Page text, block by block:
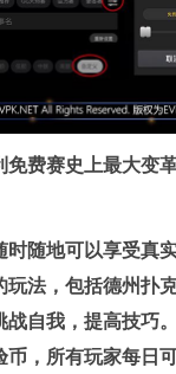
免费赛史上最大变
时随地可以享受真
玩法，包括德州扑
战自我，提高技巧
币，所有玩家每日